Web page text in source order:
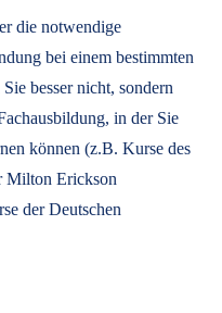
die notwendige
bei einem bestimmten
besser nicht, sondern
in der Sie
können (z.B. Kurse des
Milton Erickson
der Deutschen